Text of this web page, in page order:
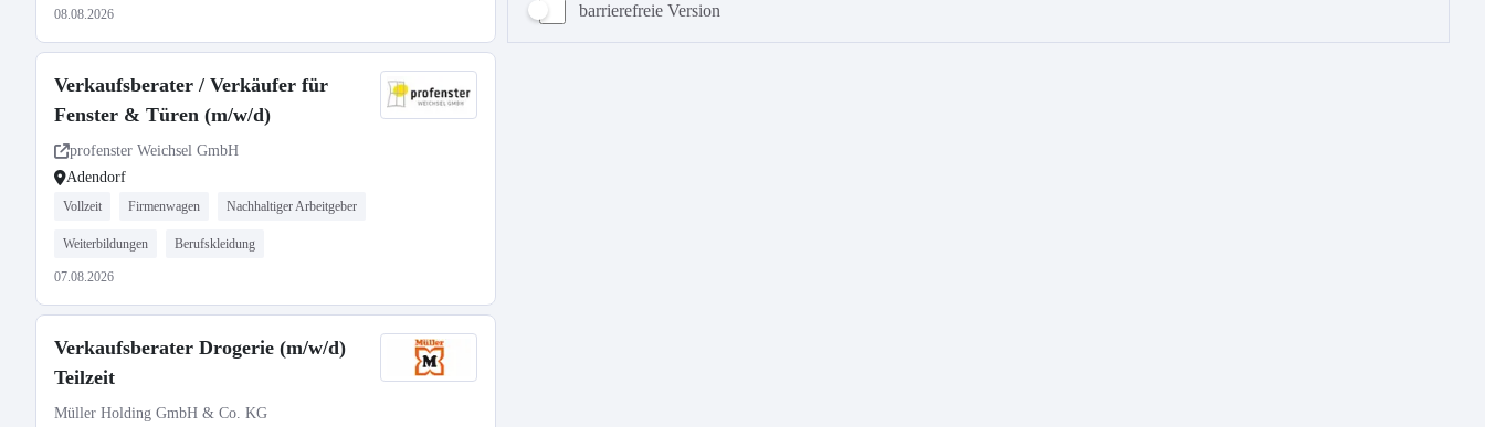
08.08.2026
Verkaufsberater / Verkäufer für
Fenster & Türen (m/w/d)
profenster Weichsel GmbH
Adendorf
Vollzeit Firmenwagen Nachhaltiger Arbeitgeber
Weiterbildungen Berufskleidung
07.08.2026
Verkaufsberater Drogerie (m/w/d)
Teilzeit
Müller Holding GmbH & Co. KG
barrierefreie Version